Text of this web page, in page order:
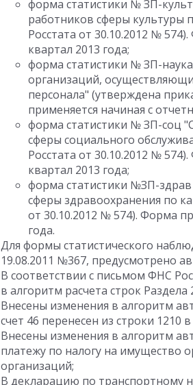
форма статистики № ЗП-
работников сферы культуры
Росстата от 30.10.2012 №
квартал 2013 года;
форма статистики № ЗП-
организаций,
персонала" (утверждена
применяется начиная с
форма статистики № ЗП-соц
сферы социального
Росстата от 30.10.2012 №
квартал 2013 года;
форма статистики №ЗП-здрав
сферы здравоохранения по
от 30.10.2012 № 574). Форма
года.
Для формы статистического
19.08.2011 №367, предусмотрено
В соответствии с письмом ФНС
в алгоритм расчета строк
Внесены изменения в алгоритм
счет 46 перенесен из строки 1210
Внесены изменения в алгоритм
платежу по налогу на имущество
организаций;
В декларацию по транспортному